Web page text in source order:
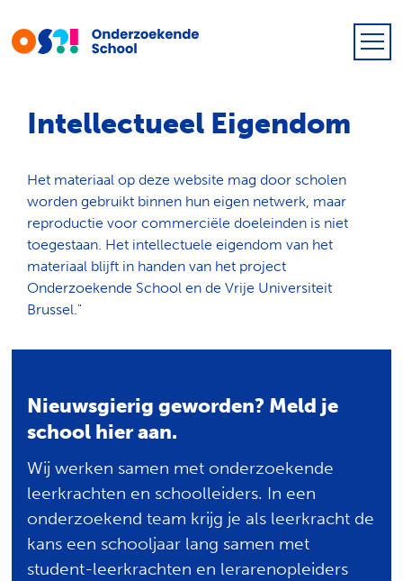
Intellectueel Eigendom
Het materiaal op deze website mag door scholen
worden gebruikt binnen hun eigen netwerk, maar
reproductie voor commerciële doeleinden is niet
toegestaan. Het intellectuele eigendom van het
materiaal blijft in handen van het project
Onderzoekende School en de Vrije Universiteit
Brussel."
Nieuwsgierig geworden? Meld je
school hier aan.
Wij werken samen met onderzoekende
leerkrachten en schoolleiders. In een
onderzoekend team krijg je als leerkracht de
kans een schooljaar lang samen met
student-leerkrachten en lerarenopleiders